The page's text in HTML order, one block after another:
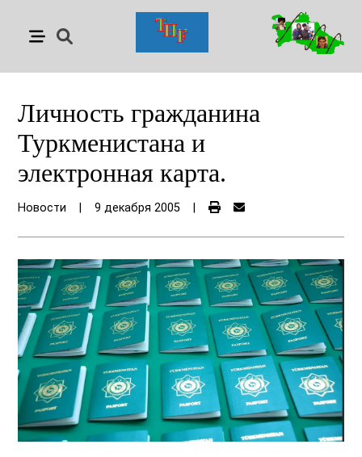
Личность гражданина
Туркменистана и
электронная карта.
Новости 9 декабря 2005